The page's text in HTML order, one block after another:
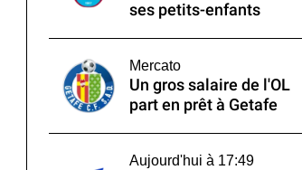
ses petits-enfants
Mercato
Un gros salaire de l'OL
part en prêt à Getafe
Aujourd'hui à 17:49